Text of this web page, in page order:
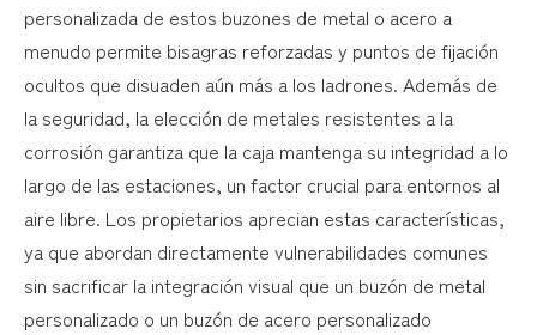
personalizada de estos buzones de metal o acero a
menudo permite bisagras reforzadas y puntos de fijación
ocultos que disuaden aún más a los ladrones. Además de
la seguridad, la elección de metales resistentes a la
corrosión garantiza que la caja mantenga su integridad a lo
largo de las estaciones, un factor crucial para entornos al
aire libre. Los propietarios aprecian estas características,
ya que abordan directamente vulnerabilidades comunes
sin sacrificar la integración visual que un buzón de metal
personalizado o un buzón de acero personalizado